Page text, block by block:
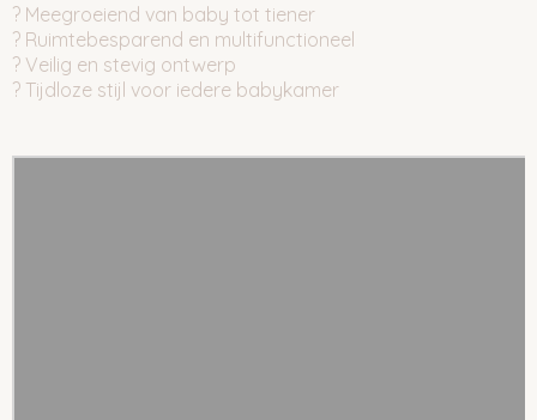
? Meegroeiend van baby tot tiener
? Ruimtebesparend en multifunctioneel
? Veilig en stevig ontwerp
? Tijdloze stijl voor iedere babykamer